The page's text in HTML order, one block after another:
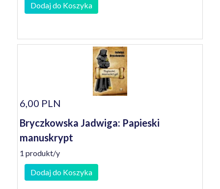
Dodaj do Koszyka
6,00 PLN
Bryczkowska Jadwiga: Papieski
manuskrypt
1 produkt/y
Dodaj do Koszyka